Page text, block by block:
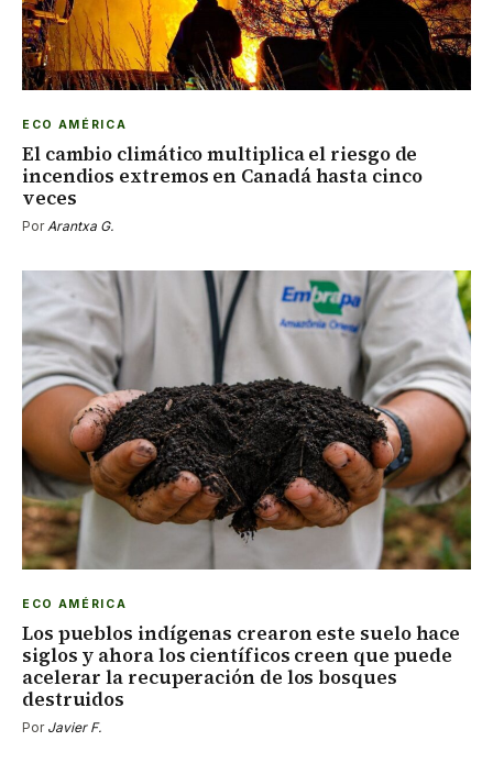
ECO AMÉRICA
El cambio climático multiplica el riesgo de
incendios extremos en Canadá hasta cinco
veces
PorArantxa G.
ECO AMÉRICA
Los pueblos indígenas crearon este suelo hace
siglos y ahora los científicos creen que puede
acelerar la recuperación de los bosques
destruidos
Por Javier F.